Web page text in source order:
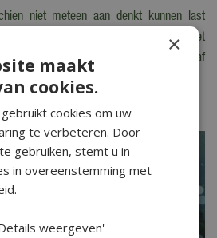
niet meteen aan denkt kunnen last
andere de wormencompostbak, het
een schaduwrijke plek. Of dek deze af
de volgende berichten:
×
maakt
cookies.
cookies om uw
te verbeteren. Door
gebruiken, stemt u in
in overeenstemming met
weergeven'